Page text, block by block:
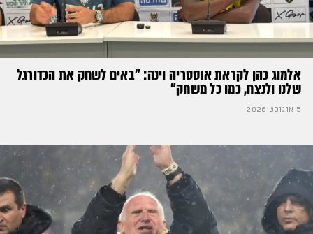
אלמוג כהן לקראת אוסטריה וינה: ״באים לשחק את הכדורגל
שלנו ולנצח, כמו כל משחק״
5 אוגוסט 2026